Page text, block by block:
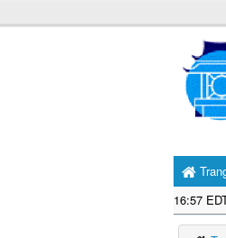
16:57